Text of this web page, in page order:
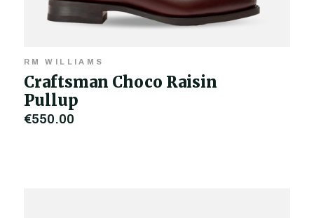
RM WILLIAMS
Craftsman Choco Raisin
Pullup
€550,00